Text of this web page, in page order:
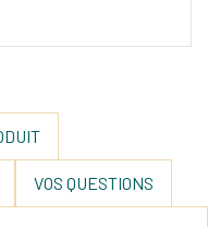
VOS QUESTIONS